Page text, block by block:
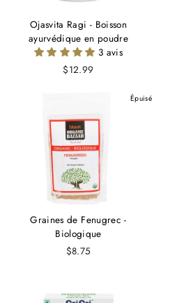
Ojasvita Ragi - Boisson
ayurvédique en poudre
3 avis
$12.99
Épuisé
Graines de Fenugrec -
Biologique
$8.75